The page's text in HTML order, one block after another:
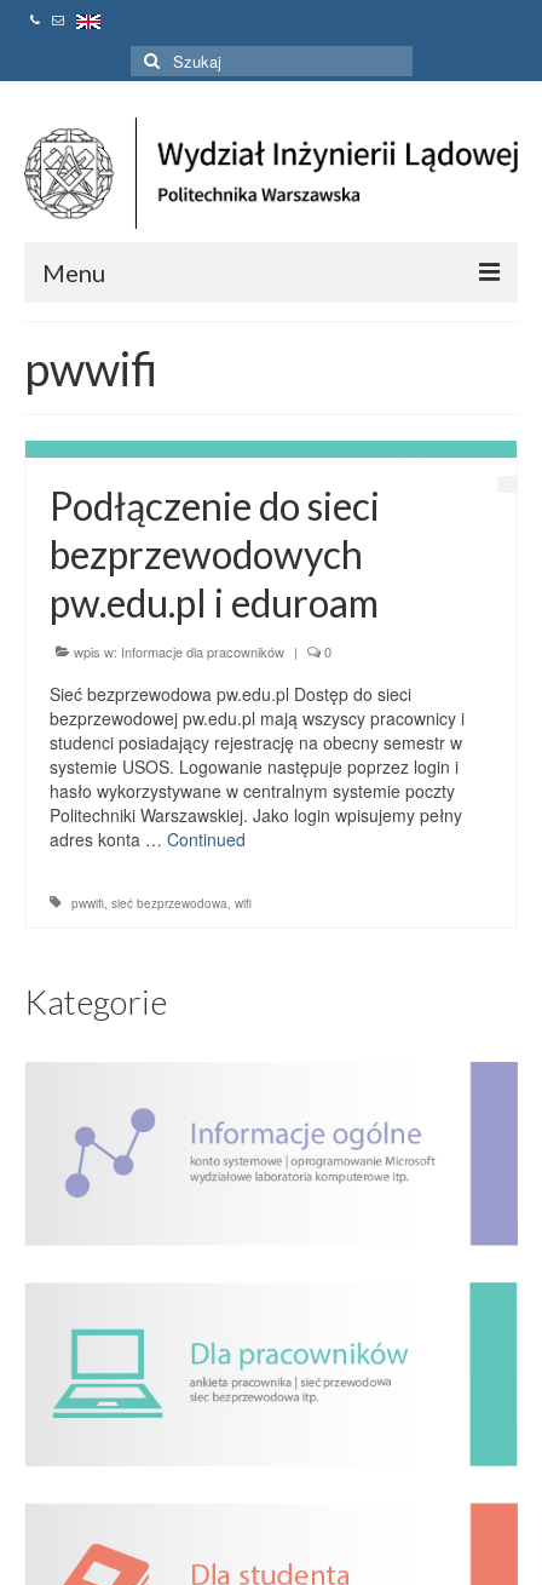
Szuklaj
w:
Menu
Aktualności
Linki
Kontakt
pwwifi
Podłączenie do sieci
bezprzewodowych
pw.edu.pl i eduroam
wpis w: Informacje dla pracowników | 0
Sieć bezprzewodowa pw.edu.pl Dostęp do sieci
bezprzewodowej pw.edu.pl mają wszyscy pracownicy i
studenci posiadający rejestrację na obecny semestr w
systemie USOS. Logowanie następuje poprzez login i
hasło wykorzystywane w centralnym systemie poczty
Politechniki Warszawskiej. Jako login wpisujemy pełny
adres konta … Continued
pwwifi, sieć bezprzewodowa, wifi
Kategorie